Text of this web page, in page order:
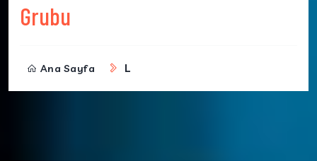
Grubu
Ana Sayfa L